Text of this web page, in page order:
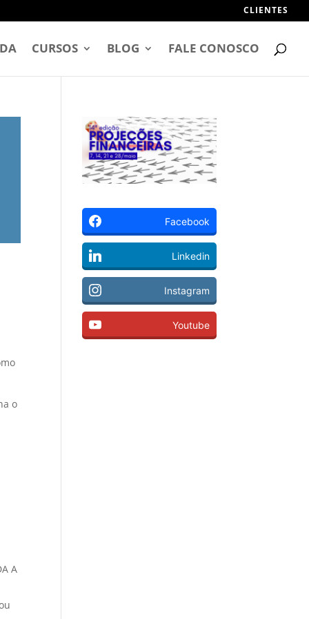
CLIENTES
CURSOS BLOG FALE CONOSCO
o
A
Facebook
Linkedin
Instagram
Youtube